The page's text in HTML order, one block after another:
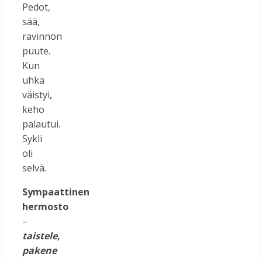
Pedot,
sää,
ravinnon
puute.
Kun
uhka
väistyi,
keho
palautui.
Sykli
oli
selvä.
Sympaattinen
hermosto
–
taistele,
pakene